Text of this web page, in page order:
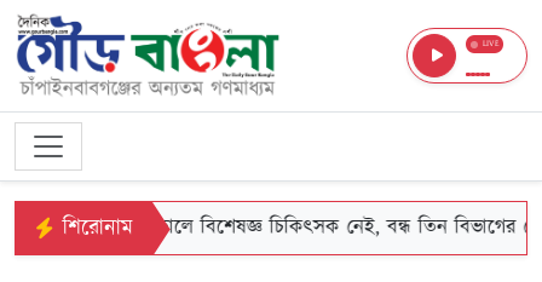
LIVE
শিরোনাম
জেলা হাসপাতালে বিশেষজ্ঞ চিকিৎসক নেই, বন্ধ তিন বিভাগের সেবা